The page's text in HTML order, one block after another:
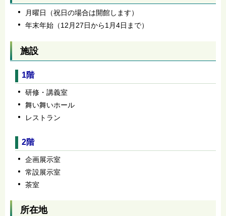
月曜日（祝日の場合は開館します）
年末年始（12月27日から1月4日まで）
施設
1階
研修・講義室
舞い舞いホール
レストラン
2階
企画展示室
常設展示室
茶室
所在地